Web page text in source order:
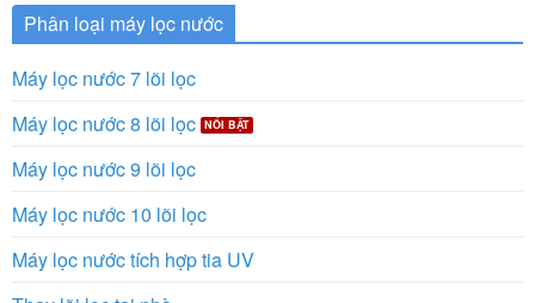
Phân loại máy lọc nước
Máy lọc nước 7 lõi lọc
Máy lọc nước 8 lõi lọc
Máy lọc nước 9 lõi lọc
Máy lọc nước 10 lõi lọc
Máy lọc nước tích hợp tia UV